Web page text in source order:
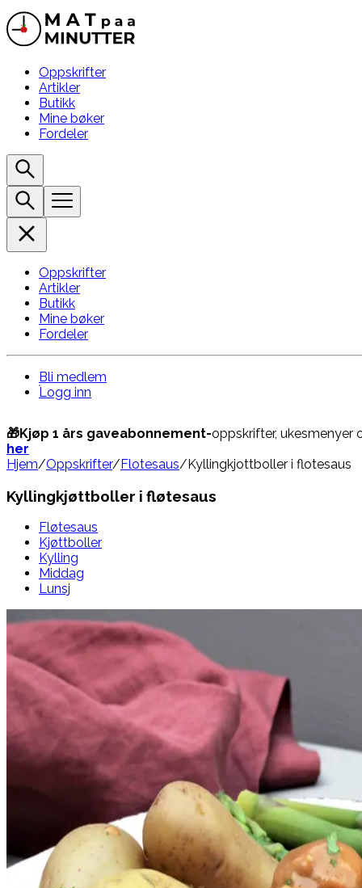
Oppskrifter
Artikler
Butikk
Mine bøker
Fordeler
Oppskrifter
Artikler
Butikk
Mine bøker
Fordeler
Bli medlem
Logg inn
🎁Kjøp 1 års gaveabonnement-oppskrifter,
her
Hjem/Oppskrifter/Flotesaus/Kyllingkjottboller i flotesaus
Kyllingkjøttboller i fløtesaus
Fløtesaus
Kjøttboller
Kylling
Middag
Lunsj